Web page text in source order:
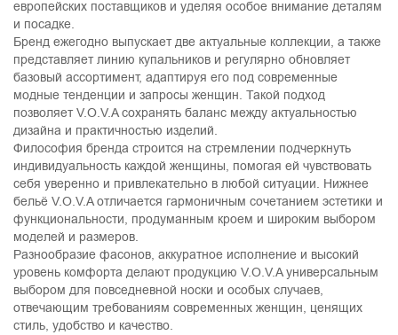
европейских поставщиков и уделяя особое внимание деталям
и посадке.
Бренд ежегодно выпускает две актуальные коллекции, а также
представляет линию купальников и регулярно обновляет
базовый ассортимент, адаптируя его под современные
модные тенденции и запросы женщин. Такой подход
позволяет V.O.V.A сохранять баланс между актуальностью
дизайна и практичностью изделий.
Философия бренда строится на стремлении подчеркнуть
индивидуальность каждой женщины, помогая ей чувствовать
себя уверенно и привлекательно в любой ситуации. Нижнее
бельё V.O.V.A отличается гармоничным сочетанием эстетики и
функциональности, продуманным кроем и широким выбором
моделей и размеров.
Разнообразие фасонов, аккуратное исполнение и высокий
уровень комфорта делают продукцию V.O.V.A универсальным
выбором для повседневной носки и особых случаев,
отвечающим требованиям современных женщин, ценящих
стиль, удобство и качество.